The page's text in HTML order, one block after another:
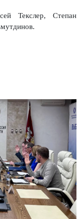
Текслер, Степан